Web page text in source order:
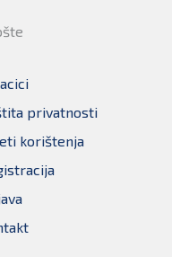
privatnosti
korištenja